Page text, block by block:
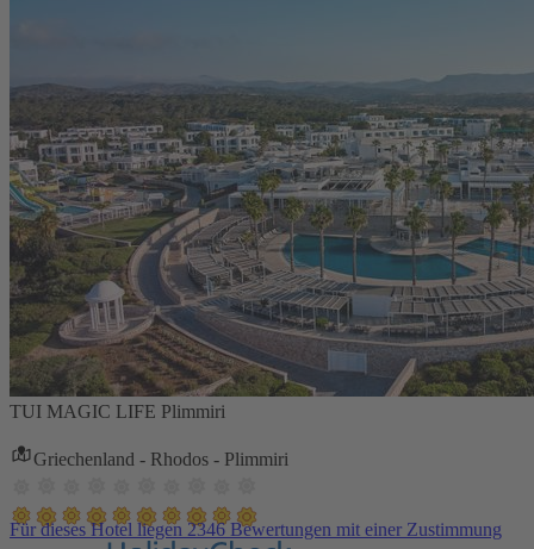
TUI MAGIC LIFE Plimmiri
Griechenland - Rhodos - Plimmiri
Für dieses Hotel liegen 2346 Bewertungen mit einer Zustimmung